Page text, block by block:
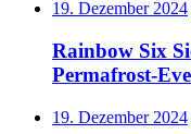
19. Dezember 2024
Rainbow Six
Permafrost-
19. Dezember 2024